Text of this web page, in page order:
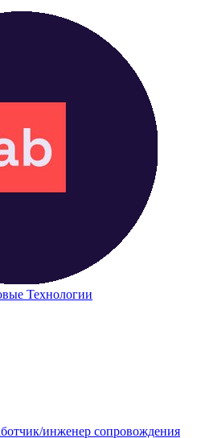
Технологии
инженер сопровождения